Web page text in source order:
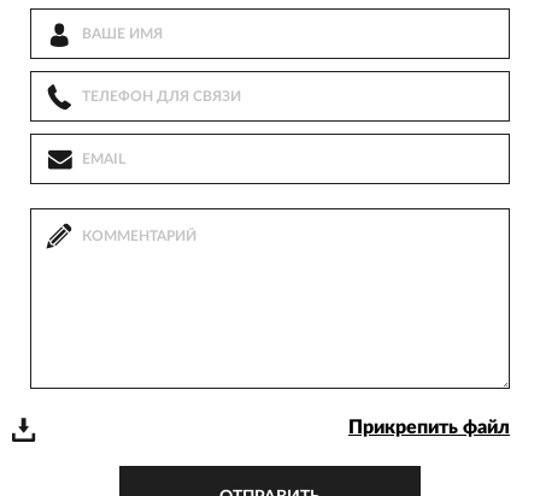
Прикрепить файл